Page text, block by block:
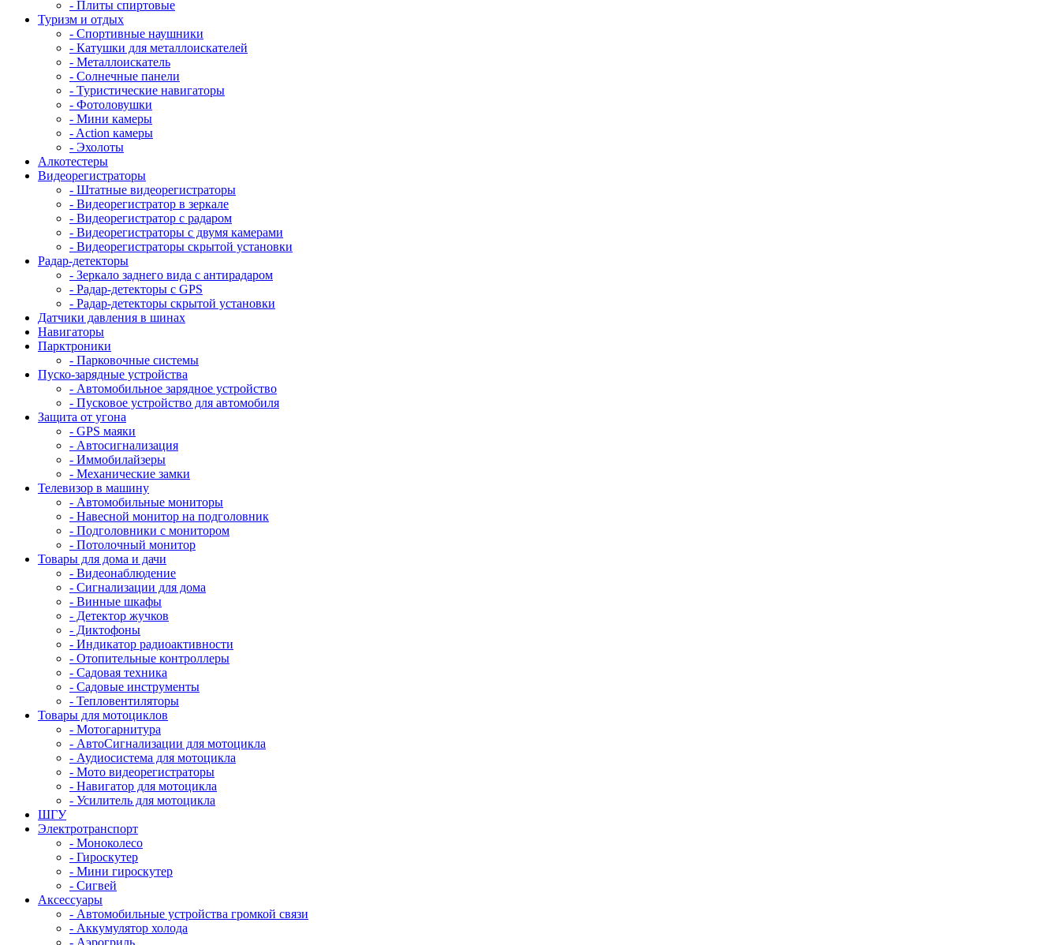
- Плиты спиртовые
Туризм и отдых
- Cпортивные наушники
- Катушки для металлоискателей
- Металлоискатель
- Солнечные панели
- Туристические навигаторы
- Фотоловушки
- Мини камеры
- Action камеры
- Эхолоты
Алкотестеры
Видеорегистраторы
- Штатные видеорегистраторы
- Видеорегистратор в зеркале
- Видеорегистратор с радаром
- Видеорегистраторы с двумя камерами
- Видеорегистраторы скрытой установки
Радар-детекторы
- Зеркало заднего вида с антирадаром
- Радар-детекторы с GPS
- Радар-детекторы скрытой установки
Датчики давления в шинах
Навигаторы
Парктроники
- Парковочные системы
Пуско-зарядные устройства
- Автомобильное зарядное устройство
- Пусковое устройство для автомобиля
Защита от угона
- GPS маяки
- Автосигнализация
- Иммобилайзеры
- Механические замки
Телевизор в машину
- Автомобильные мониторы
- Навесной монитор на подголовник
- Подголовники с монитором
- Потолочный монитор
Товары для дома и дачи
- Видеонаблюдение
- Сигнализации для дома
- Винные шкафы
- Детектор жучков
- Диктофоны
- Индикатор радиоактивности
- Отопительные контроллеры
- Садовая техника
- Садовые инструменты
- Тепловентиляторы
Товары для мотоциклов
- Mотогарнитура
- АвтоСигнализации для мотоцикла
- Аудиосистема для мотоцикла
- Мото видеорегистраторы
- Навигатор для мотоцикла
- Усилитель для мотоцикла
ШГУ
Электротранспорт
- Mоноколесо
- Гироскутер
- Мини гироскутер
- Сигвей
Аксессуары
- Автомобильные устройства громкой связи
- Аккумулятор холода
- Аэрогриль